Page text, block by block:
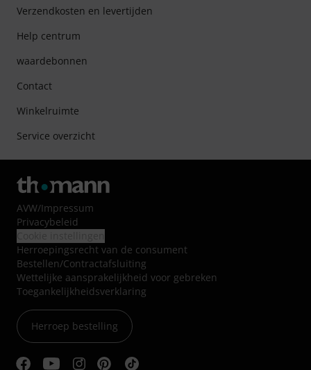
Verzendkosten en levertijden
Help centrum
waardebonnen
Contact
Winkelruimte
Service overzicht
AVW/Impressum
Privacybeleid
Herroepingsrecht van de consument
Bestellen/Contractafsluiting
Wettelijke aansprakelijkheid voor gebreken
Toegankelijkheidsverklaring
Herroep bestelling